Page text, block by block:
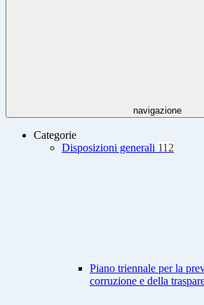
navigazione
Categorie
Disposizioni generali 112
Piano triennale per la
corruzione e della